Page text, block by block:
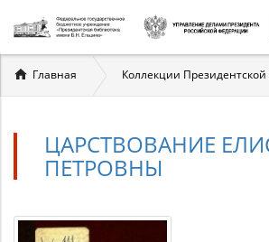
Вы
здесь
Главная Коллекции
ЦАРСТВОВАНИЕ
ПЕТРОВНЫ